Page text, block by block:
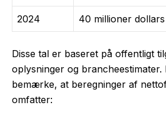
2024 40 millioner dollars
Disse tal er baseret på offentligt
oplysninger og brancheestimater.
bemærke, at beregninger af
omfatter: